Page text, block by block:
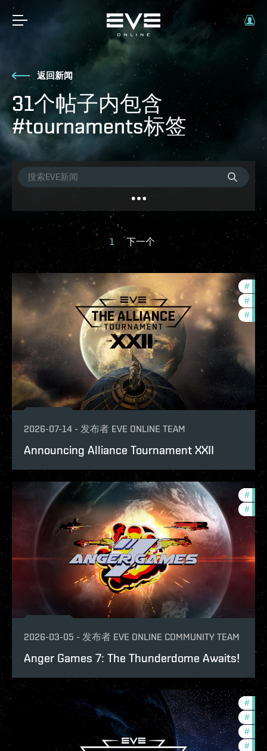
返回新闻
31个帖子内包含
#tournaments标签
1 下一个
#
#
#
2026-07-14 - 发布者 EVE ONLINE TEAM
Announcing Alliance Tournament XXII
#
#
2026-03-05 - 发布者 EVE ONLINE COMMUNITY TEAM
Anger Games 7: The Thunderdome Awaits!
#
#
# pvp
#